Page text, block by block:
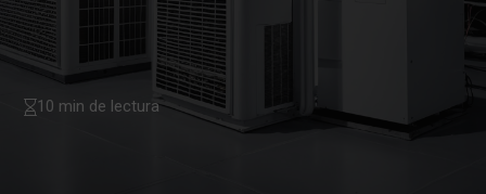
10 min de lectura